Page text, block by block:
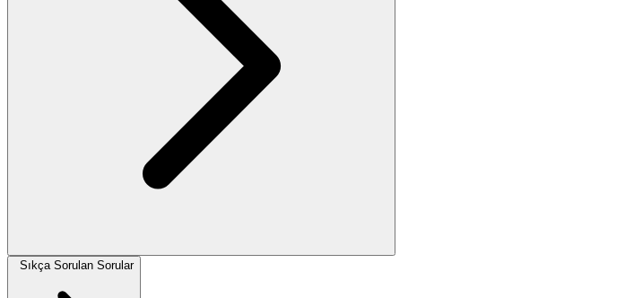
Sıkça Sorulan Sorular